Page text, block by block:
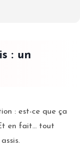
: un
: est-ce que ça
en fait… tout